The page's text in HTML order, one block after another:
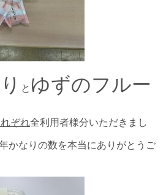
と ゆずのフルー
ぞれ全利用者様分いただきまし
かなりの数を本当にありがとうご